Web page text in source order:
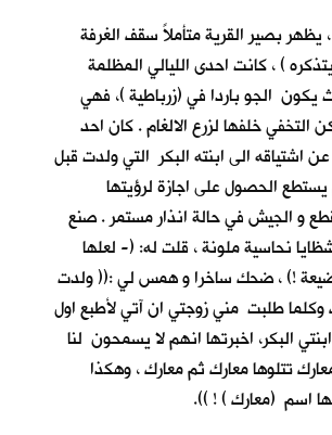
بصير القرية متأملاً سقف الغرفة
) ، كانت احدى الليالي المظلمة
يكون الجو باردا في (زرباطية )، فهي
التخفي خلفها لزرع الالغام . كان احد
اشتياقه الى ابنته البكر التي ولدت قبل
الحصول على اجازة لرؤيتها
و الجيش في حالة انذار مستمر . صنع
نحاسية ملونة ، قلت له: (- لعلها
!) ، ضحك ساخرا و همس لي :(( ولدت
وكلما طلبت مني زوجتي ان آتي لأطبع اول
البكر، اخبرتها انهم لا يسمحون لنا
تتلوها معارك ثم معارك ، وهكذا
اسم (معارك ) ! )).